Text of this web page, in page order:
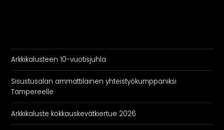
Arkkikalusteen 10-vuotisjuhla
Sisustusalan ammattilainen yhteistyökumppaniksi
Tampereelle
Arkkikaluste kokkauskevätkiertue 2026